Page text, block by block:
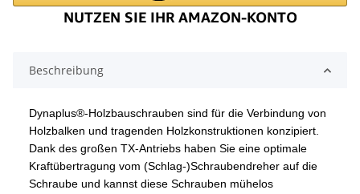
Beschreibung
Dynaplus®-Holzbauschrauben sind für die Verbindung von
Holzbalken und tragenden Holzkonstruktionen konzipiert.
Dank des großen TX-Antriebs haben Sie eine optimale
Kraftübertragung vom (Schlag-)Schraubendreher auf die
Schraube und kannst diese Schrauben mühelos